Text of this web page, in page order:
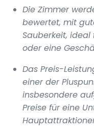
Die Zimmer
bewertet, mit
Sauberkeit,
oder eine
Das Preis-
einer der
insbesondere
Preise für eine